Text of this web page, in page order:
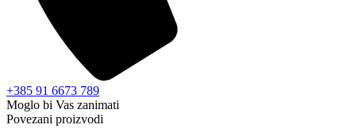
+385 91 6673 789
Moglo bi Vas zanimati
Povezani proizvodi